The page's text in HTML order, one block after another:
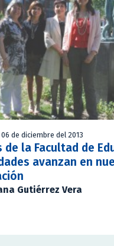
de diciembre del 2013
de la Facultad de
avanzan en
Gutiérrez Vera